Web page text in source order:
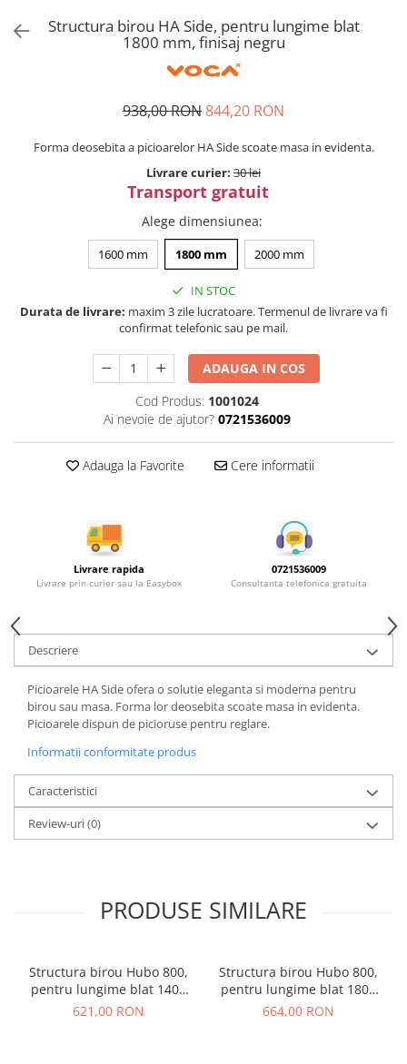
Sisteme si accesorii pentru
dressing
Sisteme pentru usi pliante
Console si suporti polita
Accesorii pentru compartimentare
Organizatoare sertare
Orga-Line - Blum
Ambia-Line - Blum
Suruburi, coltare, elemente de
imbinare
Lamele si cepi de lemn
Picioare si rotile mobilier
Picioare mobilier
Scule si unelte
Legrabox - Blum
Structura birou HA Side, pentru lungime blat
1800 mm, finisaj negru
938,00 RON844,20 RON
Forma deosebita a picioarelor HA Side scoate masa in evidenta.
Livrare curier: 30 lei
Transport gratuit
Alege dimensiunea:
1600 mm 1800 mm 2000 mm
IN STOC
Durata de livrare: maxim 3 zile lucratoare. Termenul de livrare va fi
confirmat telefonic sau pe mail.
ADAUGA IN COS
Cod Produs: 1001024
Ai nevoie de ajutor? 0721536009
Adauga la Favorite Cere informatii
Livrare rapida
Livrare prin curier sau la Easybox
0721536009
Consultanta telefonica gratuita
Descriere
Picioarele HA Side ofera o solutie eleganta si moderna pentru
birou sau masa. Forma lor deosebita scoate masa in evidenta.
Picioarele dispun de picioruse pentru reglare.
Informatii conformitate produs
Caracteristici
Review-uri(0)
PRODUSE SIMILARE
Structura birou Hubo 800,
pentru lungime blat 1400
mm, finisaj gri
621,00 RON
Structura birou Hubo 800,
pentru lungime blat 1800
mm, finisaj gri
664,00 RON